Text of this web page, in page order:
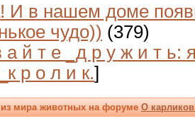
И в нашем доме
чудо)) (379)
а й т е _д р у ж и т ь:
р о л и к.]
из мира животных на форумеО